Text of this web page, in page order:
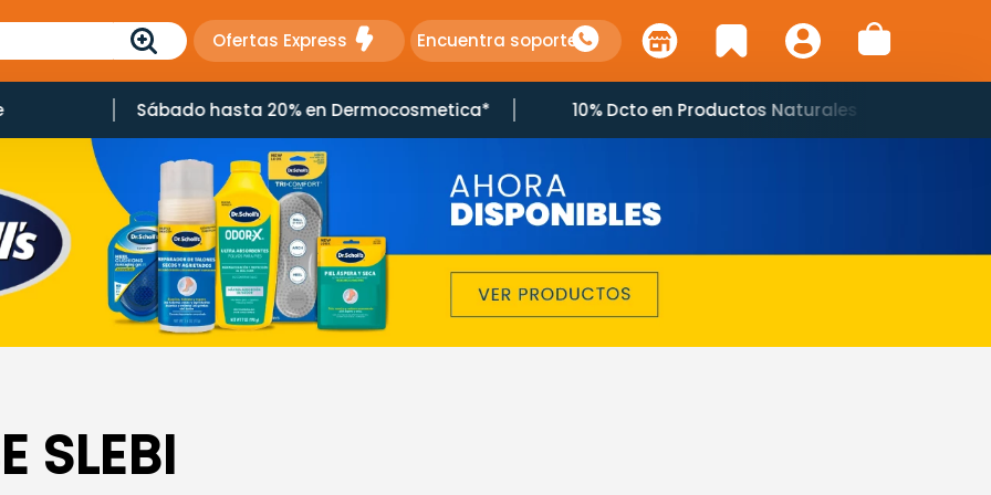
Ofertas Express Encuentra soporte
Sábado hasta 20% en Dermocosmetica* 10% Dcto en Productos Naturales
SLEBI